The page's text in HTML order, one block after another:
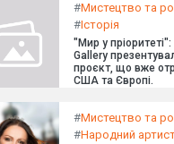
#Мистецтво та
#Історія
"Мир у
Gallery
проєкт, що вже
США та Європі.
#Мистецтво та
#Народний